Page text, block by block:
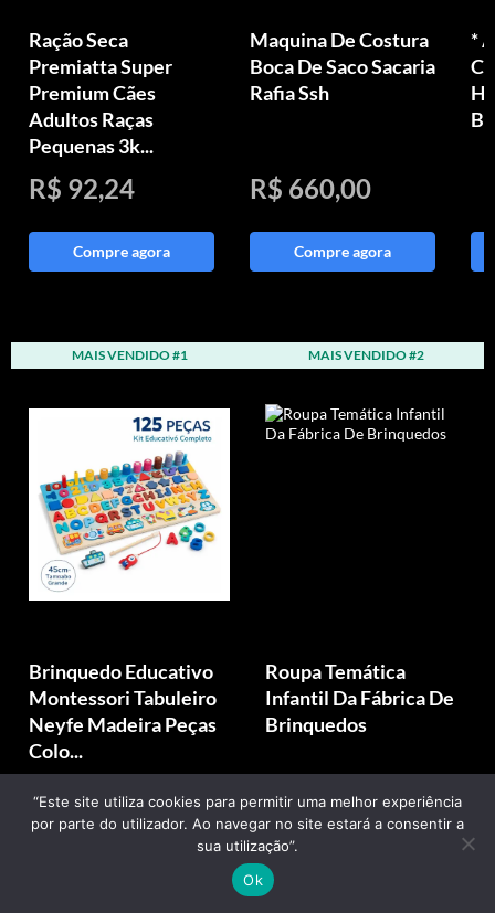
Ração Seca
Premiatta Super
Premium Cães
Adultos Raças
Pequenas 3k...
R$ 92,24
Compre agora
Maquina De Costura
Boca De Saco Sacaria
Rafia Ssh
R$ 660,00
Compre agora
*
MAIS VENDIDO #1
Brinquedo Educativo
Montessori Tabuleiro
Neyfe Madeira Peças
Colo...
R$ 149,88
MAIS VENDIDO #2
Roupa Temática
Infantil Da Fábrica De
Brinquedos
R$ 78,90
“Este site utiliza cookies para permitir uma melhor experiência
por parte do utilizador. Ao navegar no site estará a consentir a
sua utilização”.
Ok